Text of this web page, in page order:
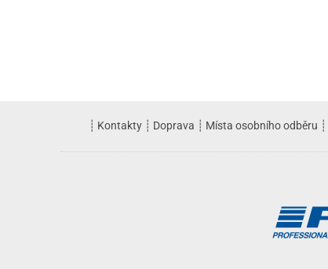
┊ Kontakty ┊ Doprava ┊ Místa osobního odběru ┊